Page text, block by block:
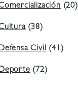
(20)
(38)
Civil(41)
(72)